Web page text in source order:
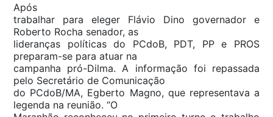
Após
trabalhar para eleger Flávio Dino governador e
Roberto Rocha senador, as
lideranças políticas do PCdoB, PDT, PP e PROS
preparam-se para atuar na
campanha pró-Dilma. A informação foi repassada
pelo Secretário de Comunicação
do PCdoB/MA, Egberto Magno, que representava a
legenda na reunião. “O